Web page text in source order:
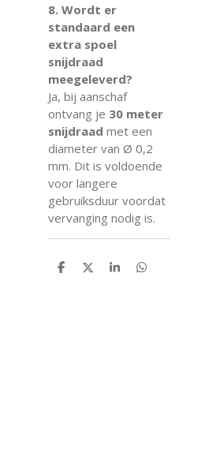
8. Wordt er
standaard een
extra spoel
snijdraad
meegeleverd?
Ja, bij aanschaf
ontvang je 30 meter
snijdraad met een
diameter van Ø 0,2
mm. Dit is voldoende
voor langere
gebruiksduur voordat
vervanging nodig is.
D
D
S
D